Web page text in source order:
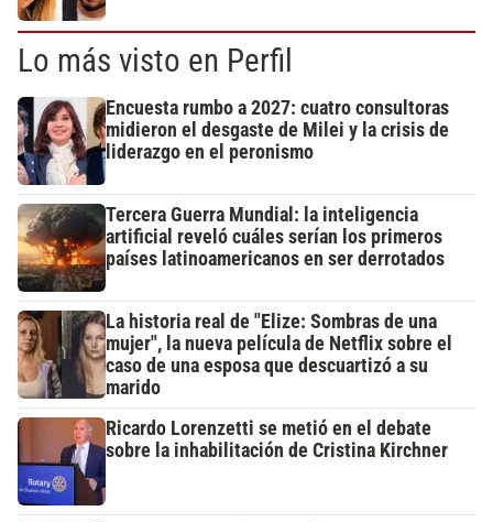
Lo más visto en Perfil
Encuesta rumbo a 2027: cuatro consultoras
midieron el desgaste de Milei y la crisis de
liderazgo en el peronismo
Tercera Guerra Mundial: la inteligencia
artificial reveló cuáles serían los primeros
países latinoamericanos en ser derrotados
La historia real de "Elize: Sombras de una
mujer", la nueva película de Netflix sobre el
caso de una esposa que descuartizó a su
marido
Ricardo Lorenzetti se metió en el debate
sobre la inhabilitación de Cristina Kirchner